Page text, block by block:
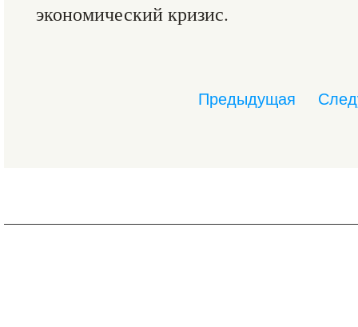
экономический кризис.
Предыдущая